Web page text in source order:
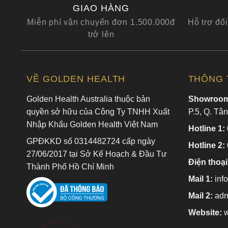
HEALTH
Axit lactic: Axit lactic giúp cải thiện yếu tố dưỡng
thiện, giúp giảm thiểu các vết sẹo do mụn, các vết
Tinh chất trà xanh: Là hỗn hợp có tính kháng khuẩn
mát, sảng khoái.
GIAO HÀNG
Miễn phí vận chuyển đơn 1.500.000đ
trở lên
Hỗ trợ
VỀ GOLDEN HEALTH
Golden Health Australia thuộc bản
quyền sở hữu của Công Ty TNHH Xuất
Nhập Khẩu Golden Health Việt Nam
GPĐKKD số 0314482724 cấp ngày
27/06/2017 tại Sở Kế Hoạch & Đầu Tư
Thành Phố Hồ Chí Minh
THÔNG
P.5, Q.
Hotline 1:
Hotline 2:
Điện
Mail 1:
Mail 2:
Website: